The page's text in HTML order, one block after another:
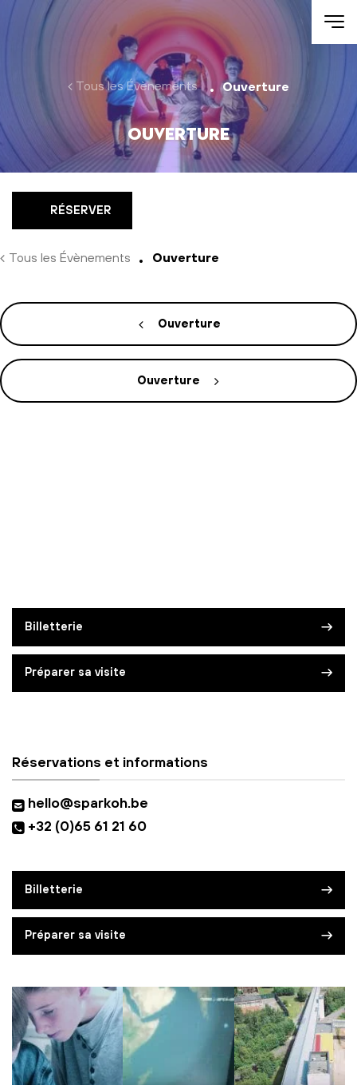
Aller au contenu
Tous les Évènements Ouverture
Ouverture
RÉSERVER
Billetterie
Préparer sa visite
Tous les Évènements Ouverture
Ouverture
Ouverture
Réservations et informations
hello@sparkoh.be
+32 (0)65 61 21 60
Billetterie
Préparer sa visite